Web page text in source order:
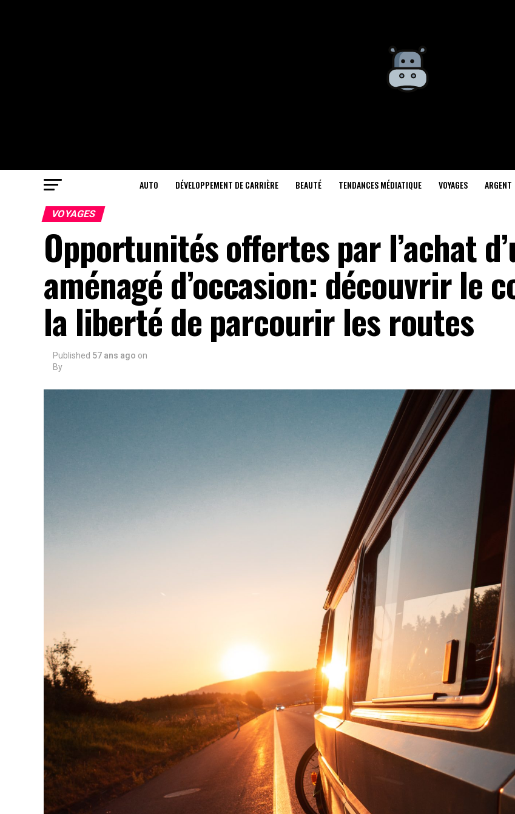
AUTO DÉVELOPPEMENT DE CARRIÈRE BEAUTÉ TENDANCES MÉDIATIQUE VOYAGES ARGENT
VOYAGES
Opportunités offertes par l’achat
aménagé d’occasion: découvrir le
la liberté de parcourir les routes
Published 57 ans ago on
By